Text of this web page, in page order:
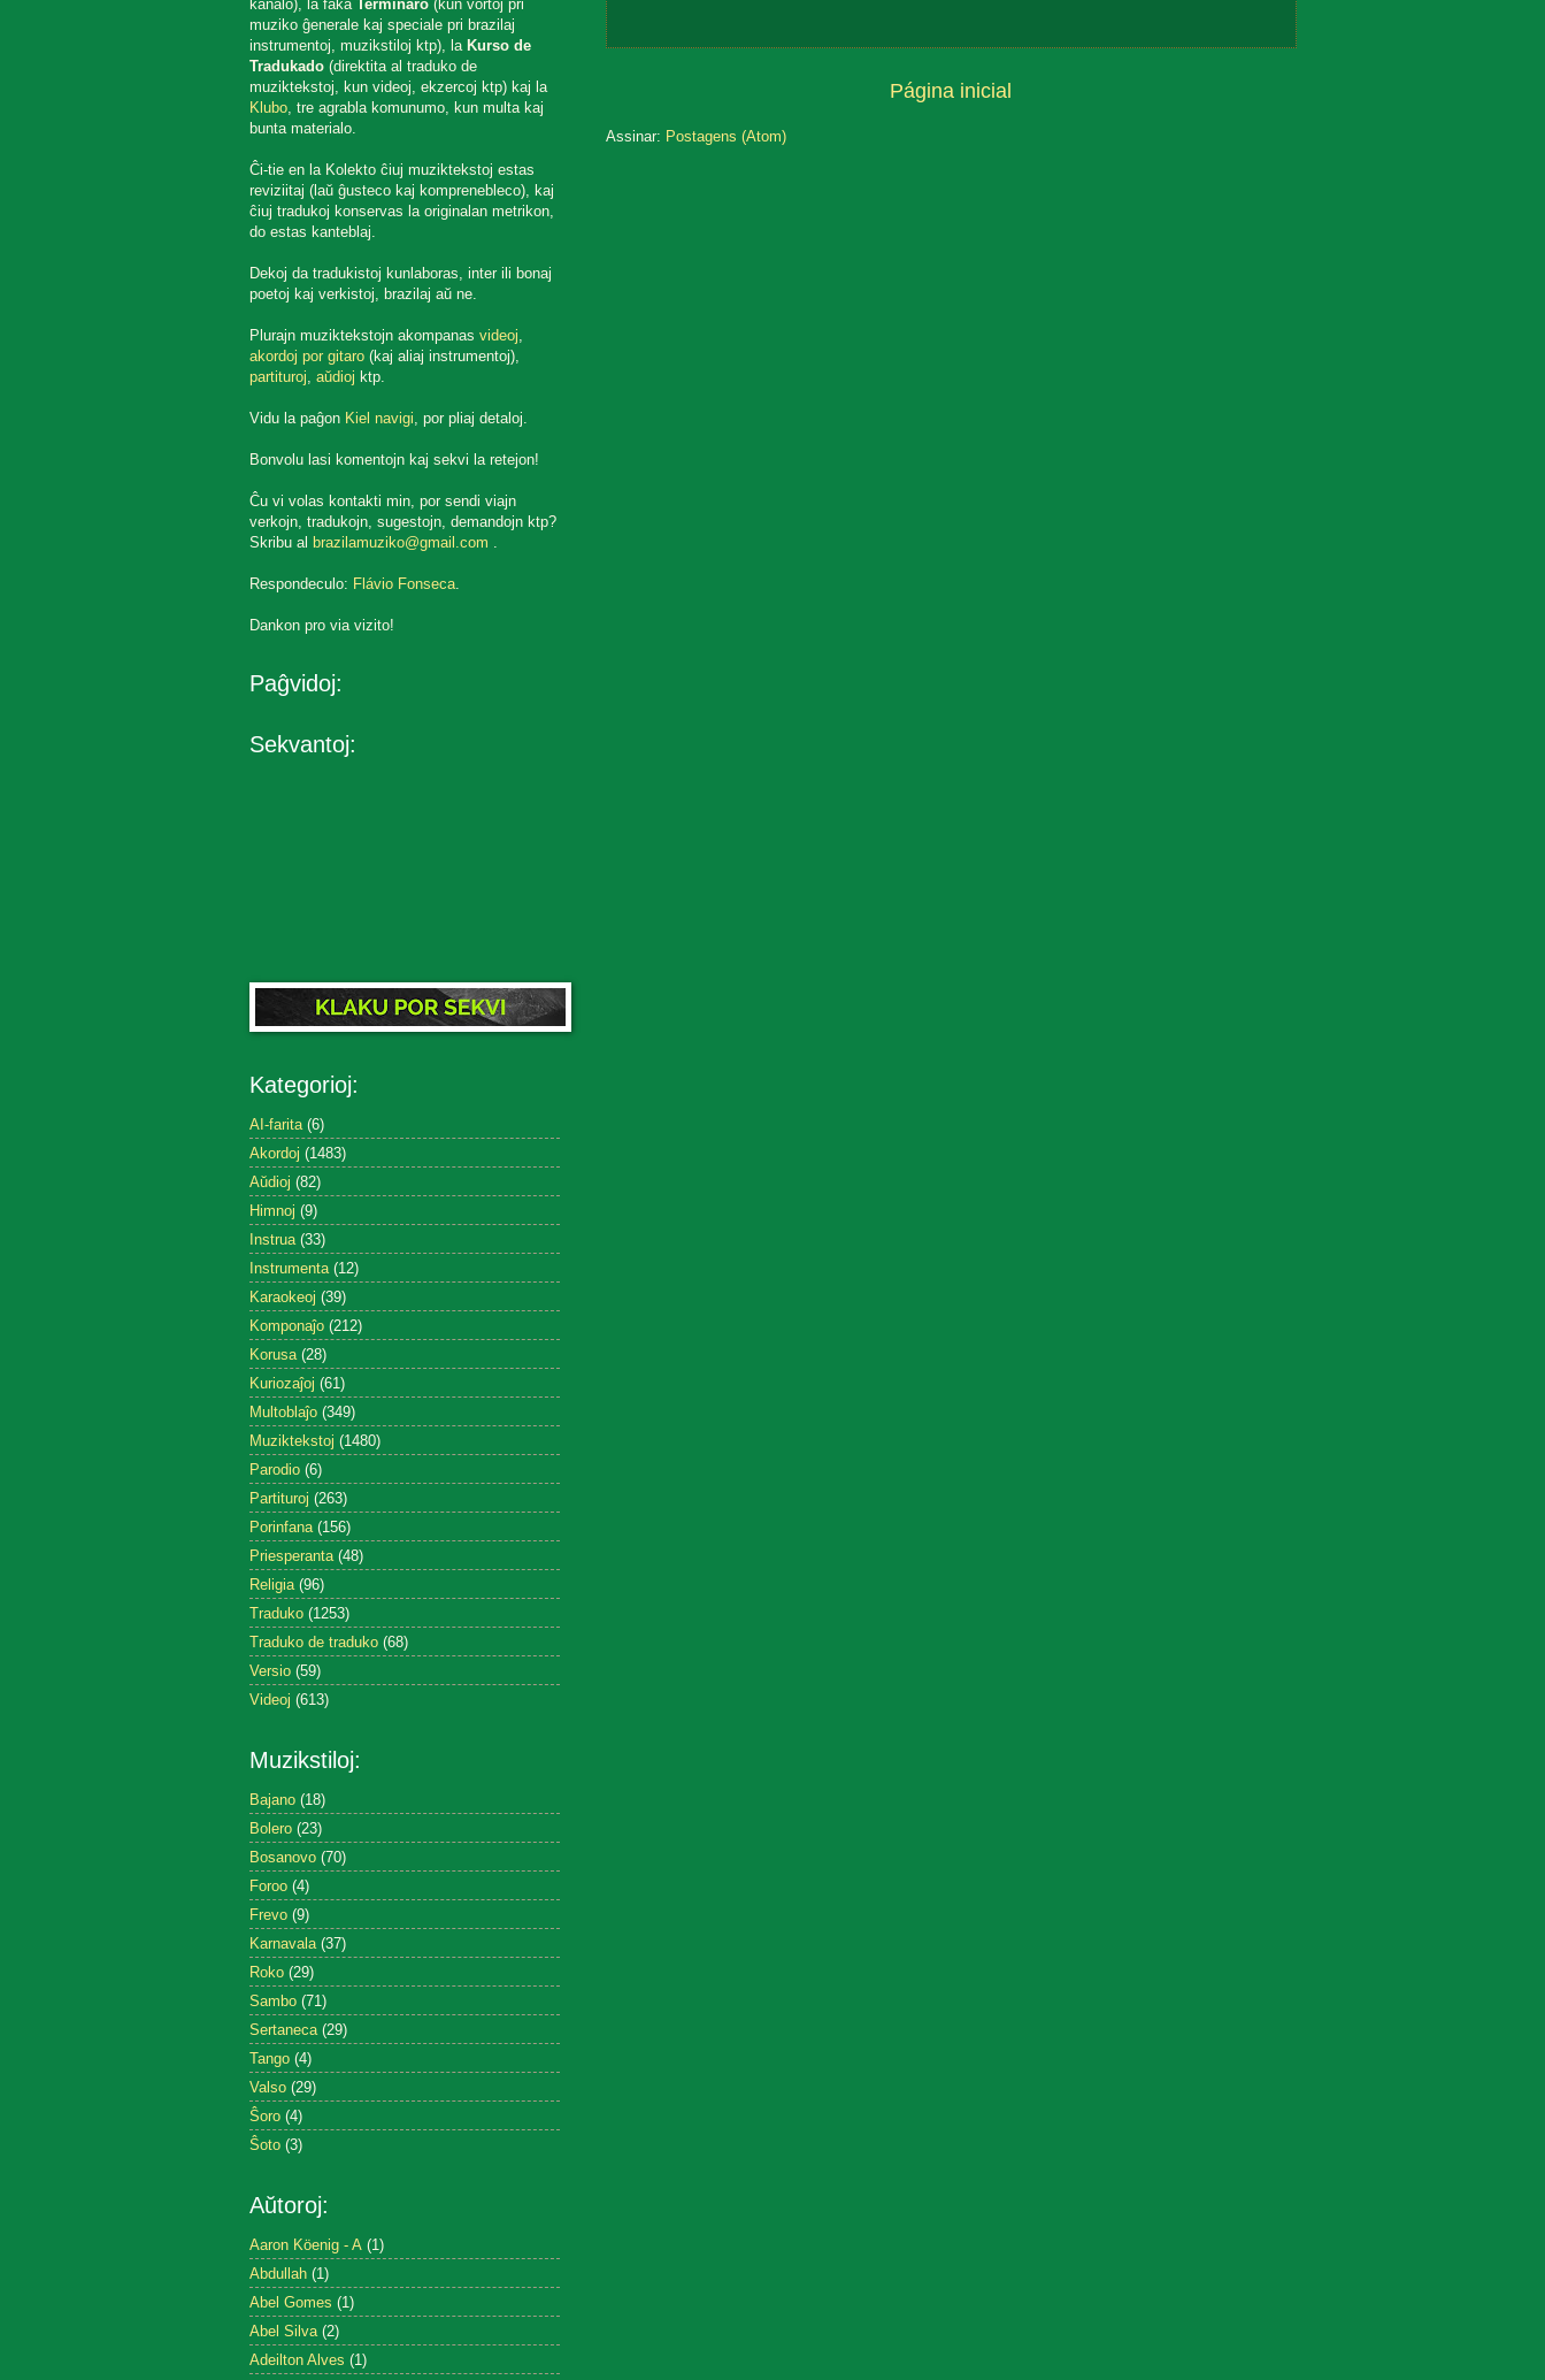
Página inicial
Assinar: Postagens (Atom)
kanalo), la faka Terminaro(kun vortoj pri
muziko ĝenerale kaj speciale pri brazilaj
instrumentoj, muzikstiloj ktp), la Kurso de
Tradukado(direktita al traduko de
muziktekstoj, kun videoj, ekzercoj ktp) kaj la
Klubo, tre agrabla komunumo, kun multa kaj
bunta materialo.
Ĉi-tie en la Kolekto ĉiuj muziktekstoj estas
reviziitaj (laŭ ĝusteco kaj komprenebleco), kaj
ĉiuj tradukoj konservas la originalan metrikon,
do estas kanteblaj.
Dekoj da tradukistoj kunlaboras, inter ili bonaj
poetoj kaj verkistoj, brazilaj aŭ ne.
Plurajn muziktekstojn akompanas videoj,
akordoj por gitaro(kaj aliaj instrumentoj),
partituroj, aŭdioj ktp.
Vidu la paĝon Kiel navigi, por pliaj detaloj.
Bonvolu lasi komentojn kaj sekvi la retejon!
Ĉu vi volas kontakti min, por sendi viajn
verkojn, tradukojn, sugestojn, demandojn ktp?
Skribu al brazilamuziko@gmail.com .
Respondeculo: Flávio Fonseca.
Dankon pro via vizito!
Paĝvidoj:
Sekvantoj:
Kategorioj:
AI-farita (6)
Akordoj (1483)
Aŭdioj (82)
Himnoj (9)
Instrua (33)
Instrumenta (12)
Karaokeoj (39)
Komponaĵo (212)
Korusa (28)
Kuriozaĵoj (61)
Multoblaĵo (349)
Muziktekstoj (1480)
Parodio (6)
Partituroj (263)
Porinfana (156)
Priesperanta (48)
Religia (96)
Traduko (1253)
Traduko de traduko (68)
Versio (59)
Videoj (613)
Muzikstiloj:
Bajano (18)
Bolero (23)
Bosanovo (70)
Foroo (4)
Frevo (9)
Karnavala (37)
Roko (29)
Sambo (71)
Sertaneca (29)
Tango (4)
Valso (29)
Ŝoro (4)
Ŝoto (3)
Aŭtoroj:
Aaron Köenig - A (1)
Abdullah (1)
Abel Gomes (1)
Abel Silva (2)
Adeilton Alves (1)